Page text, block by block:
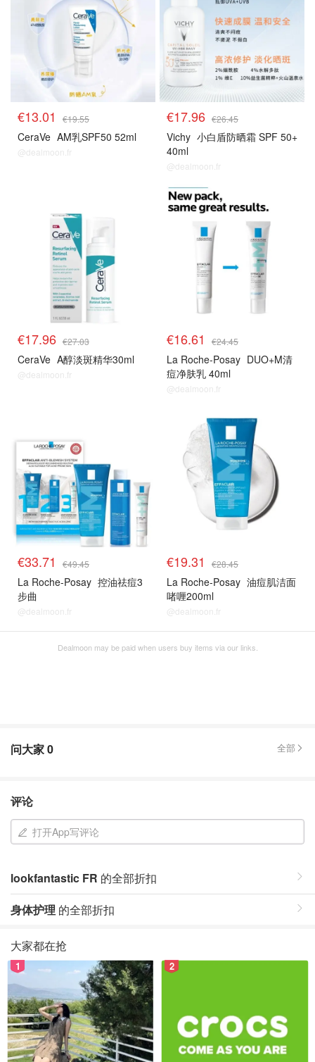
€13.01 €19.55
CeraVe AM乳SPF50 52ml
@dealmoon.fr
€17.96 €26.45
Vichy 小白盾防晒霜 SPF 50+
40ml
@dealmoon.fr
€17.96 €27.03
CeraVe A醇淡斑精华30ml
@dealmoon.fr
€16.61 €24.45
La Roche-Posay DUO+M清
痘净肤乳 40ml
@dealmoon.fr
€33.71 €49.45
La Roche-Posay 控油祛痘3
步曲
@dealmoon.fr
€19.31 €28.45
La Roche-Posay 油痘肌洁面
啫喱200ml
@dealmoon.fr
Dealmoon may be paid when users buy items via our links.
问大家0 全部
评论
打开App写评论
lookfantastic FR 的全部折扣
身体护理 的全部折扣
大家都在抢
1 2